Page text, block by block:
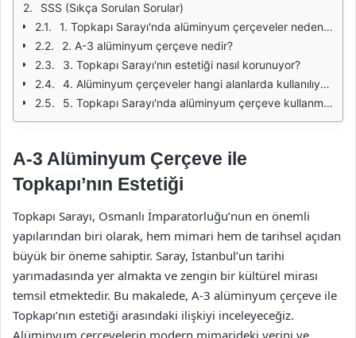
SSS (Sıkça Sorulan Sorular)
1. Topkapı Sarayı'nda alüminyum çerçeveler neden kullanılıyor?
2. A-3 alüminyum çerçeve nedir?
3. Topkapı Sarayı'nın estetiği nasıl korunuyor?
4. Alüminyum çerçeveler hangi alanlarda kullanılıyor?
5. Topkapı Sarayı'nda alüminyum çerçeve kullanmanın avantajları nelerdir?
A-3 Alüminyum Çerçeve ile
Topkapı’nın Estetiği
Topkapı Sarayı, Osmanlı İmparatorluğu’nun en önemli
yapılarından biri olarak, hem mimari hem de tarihsel açıdan
büyük bir öneme sahiptir. Saray, İstanbul’un tarihi
yarımadasında yer almakta ve zengin bir kültürel mirası
temsil etmektedir. Bu makalede, A-3 alüminyum çerçeve ile
Topkapı’nın estetiği arasındaki ilişkiyi inceleyeceğiz.
Alüminyum çerçevelerin modern mimarideki yerini ve